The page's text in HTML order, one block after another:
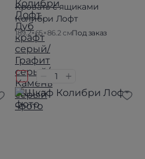
Кровать с ящиками
Колибри Лофт
189.2×65×86.2 смПод заказ